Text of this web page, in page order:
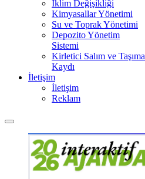
İklim Değişikliği
Kimyasallar Yönetimi
Su ve Toprak Yönetimi
Depozito Yönetim
Sistemi
Kirletici Salım ve Taşıma
Kaydı
İletişim
İletişim
Reklam